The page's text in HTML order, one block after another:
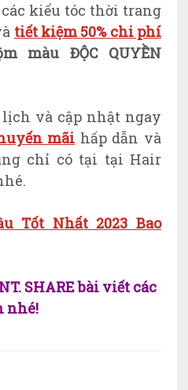
kiểu tóc thời trang
tiết kiệm 50% chi phí
màu ĐỘC QUYỀN
và cập nhật ngay
mãi hấp dẫn và
chỉ có tại tại Hair
Tốt Nhất 2023 Bao
SHARE bài viết các
nhé!